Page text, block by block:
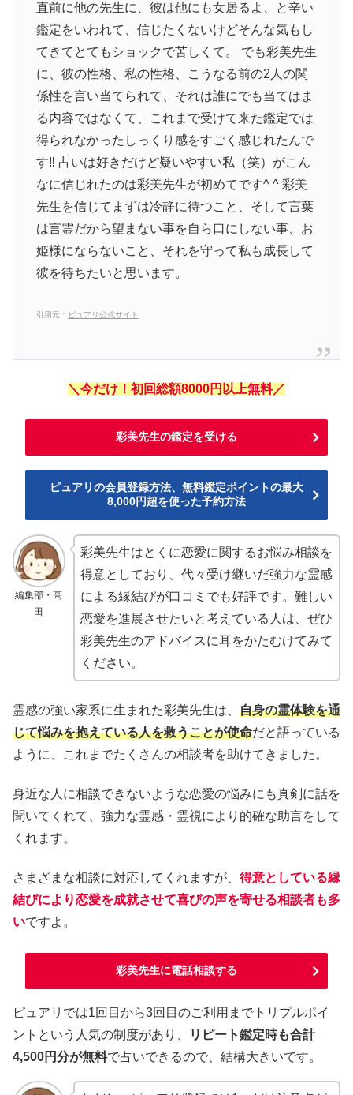
直前に他の先生に、彼は他にも女居るよ、と辛い
鑑定をいわれて、信じたくないけどそんな気もし
てきてとてもショックで苦しくて。 でも彩美先生
に、彼の性格、私の性格、こうなる前の2人の関
係性を言い当てられて、それは誰にでも当てはま
る内容ではなくて、これまで受けて来た鑑定では
得られなかったしっくり感をすごく感じれたんで
す‼︎ 占いは好きだけど疑いやすい私（笑）がこん
なに信じれたのは彩美先生が初めてです^ ^ 彩美
先生を信じてまずは冷静に待つこと、そして言葉
は言霊だから望まない事を自ら口にしない事、お
姫様にならないこと、それを守って私も成長して
彼を待ちたいと思います。
引用元： ピュアリ公式サイト
＼今だけ！初回総額8000円以上無料／
彩美先生の鑑定を受ける
ピュアリの会員登録方法、無料鑑定ポイントの最大
8,000円超を使った予約方法
編集部・高
田
彩美先生はとくに恋愛に関するお悩み相談を
得意としており、代々受け継いだ強力な霊感
による縁結びが口コミでも好評です。難しい
恋愛を進展させたいと考えている人は、ぜひ
彩美先生のアドバイスに耳をかたむけてみて
ください。
霊感の強い家系に生まれた彩美先生は、 自身の霊体験を通
じて悩みを抱えている人を救うことが使命だと語っている
ように、これまでたくさんの相談者を助けてきました。
身近な人に相談できないような恋愛の悩みにも真剣に話を
聞いてくれて、強力な霊感・霊視により的確な助言をして
くれます。
さまざまな相談に対応してくれますが、 得意としている縁
結びにより恋愛を成就させて喜びの声を寄せる相談者も多
いですよ。
彩美先生に電話相談する
ピュアリでは1回目から3回目のご利用までトリプルポイ
ントという人気の制度があり、
リピート鑑定時も合計
4,500円分が無料で占いできるので、結構大きいです。